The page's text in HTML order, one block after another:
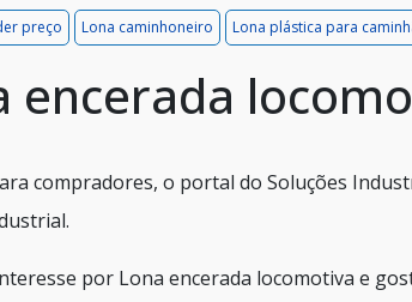
preço Lona caminhoneiro Lona plástica para
encerada
compradores, o portal do Soluções
por Lona encerada locomotiva e